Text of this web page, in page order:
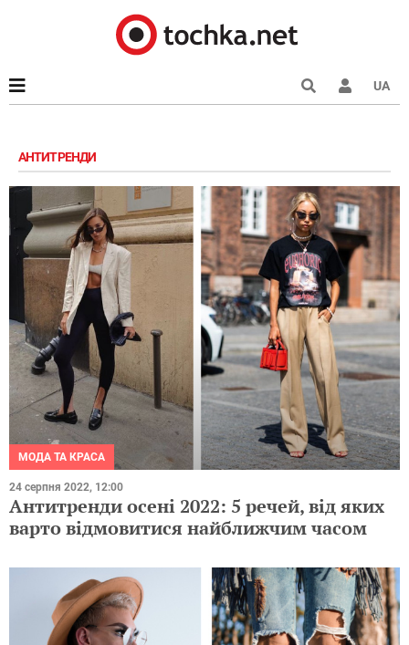
UA
АНТИТРЕНДИ
МОДА ТА КРАСА
24 серпня 2022, 12:00
Антитренди осені 2022: 5 речей, від яких
варто відмовитися найближчим часом